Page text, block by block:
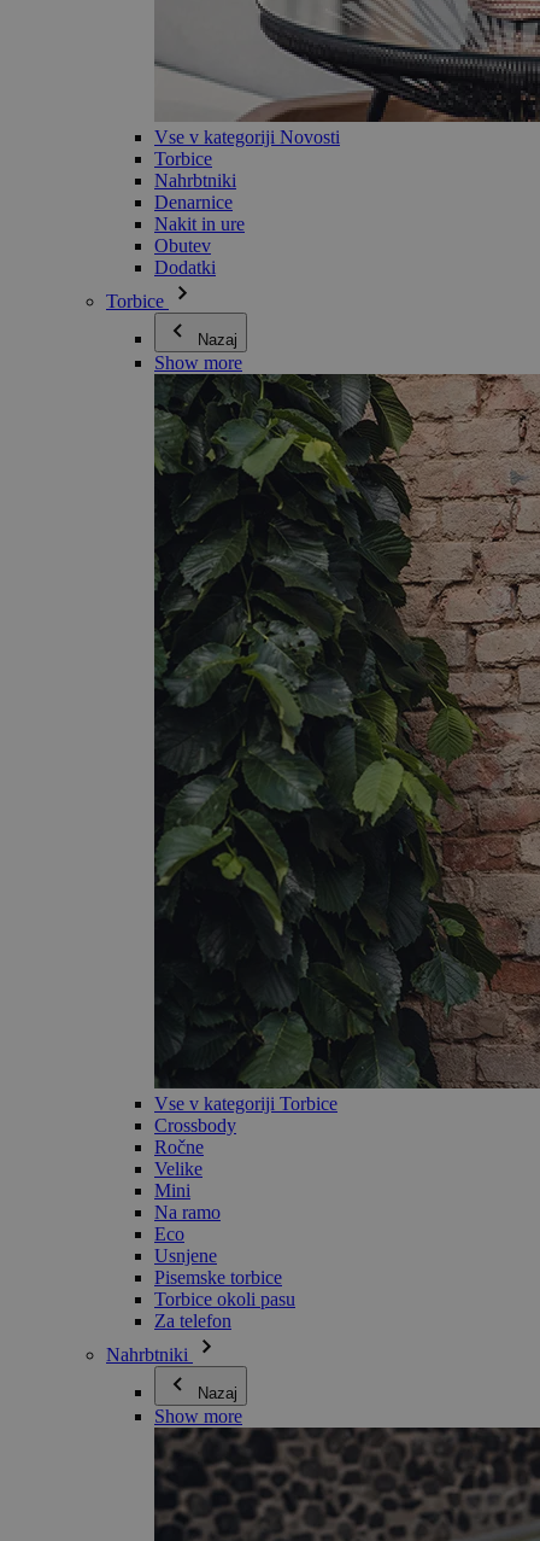
Vse v kategoriji Novosti
Torbice
Nahrbtniki
Denarnice
Nakit in ure
Obutev
Dodatki
Torbice
Nazaj
Show more
Vse v kategoriji Torbice
Crossbody
Ročne
Velike
Mini
Na ramo
Eco
Usnjene
Pisemske torbice
Torbice okoli pasu
Za telefon
Nahrbtniki
Nazaj
Show more